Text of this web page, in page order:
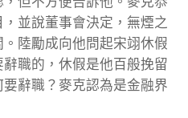
並說董事會決定，無煙之
陸勵成向他問起宋翊休假
職的，休假是他百般挽留
辭職？麥克認為是金融界